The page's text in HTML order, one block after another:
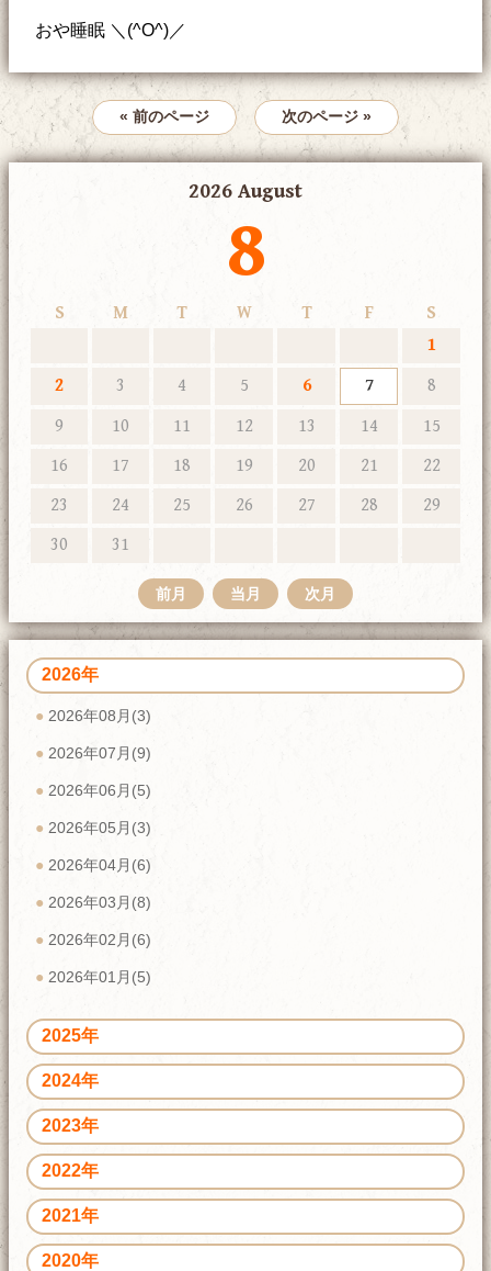
おや睡眠 ＼(^O^)／
« 前のページ 次のページ »
2026 August
8
S M T W T F
S
1
2
3 4 5 6 7
8
9
10 11 12 13 14
15
16
17 18 19 20 21
22
23
24 25 26 27 28
29
30
31
前月 当月 次月
2026年
2026年08月(3)
2026年07月(9)
2026年06月(5)
2026年05月(3)
2026年04月(6)
2026年03月(8)
2026年02月(6)
2026年01月(5)
2025年
2024年
2023年
2022年
2021年
2020年